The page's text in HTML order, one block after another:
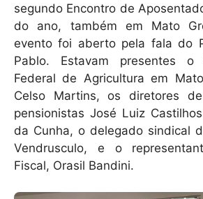
segundo Encontro de
do ano, também em Mato
evento foi aberto pela fala do
Pablo. Estavam presentes o
Federal de Agricultura em
Celso Martins, os diretores
pensionistas José Luiz
da Cunha, o delegado sindical
Vendrusculo, e o
Fiscal, Orasil Bandini.